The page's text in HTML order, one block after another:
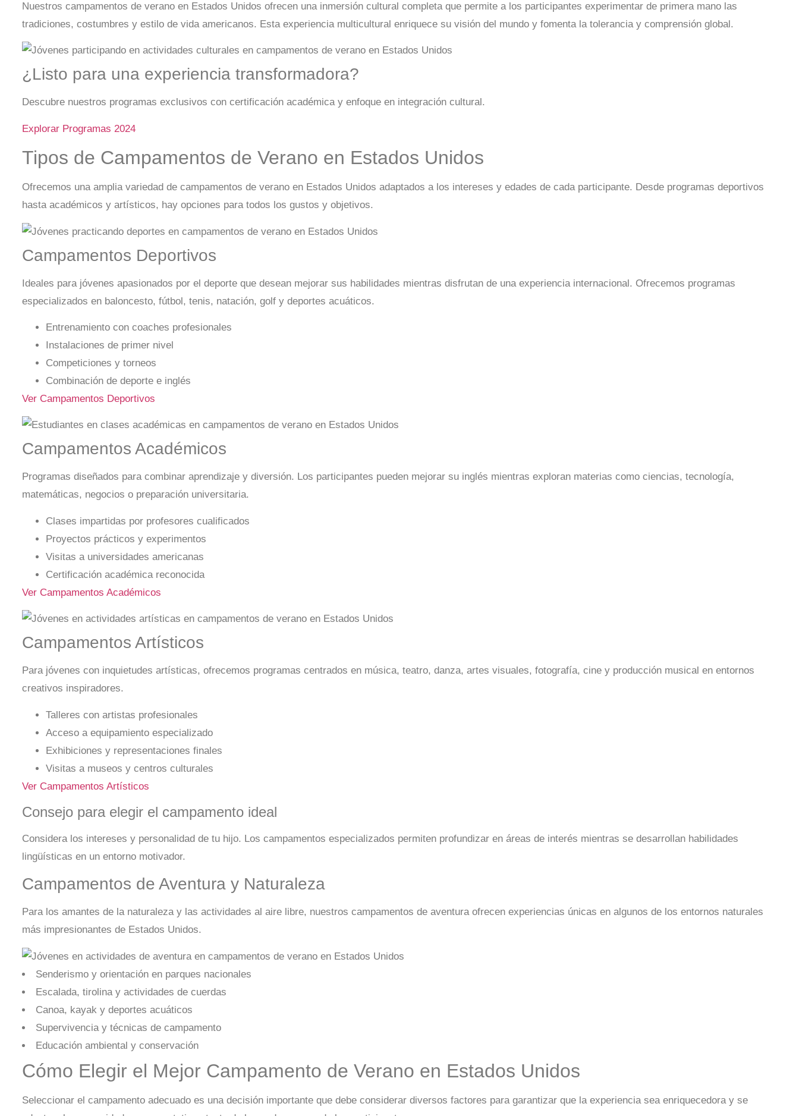
Nuestros campamentos de verano en Estados Unidos ofrecen una inmersión cultural completa que permite a los participantes experimentar de primera mano las
tradiciones, costumbres y estilo de vida americanos. Esta experiencia multicultural enriquece su visión del mundo y fomenta la tolerancia y comprensión global.
¿Listo para una experiencia transformadora?
Descubre nuestros programas exclusivos con certificación académica y enfoque en integración cultural.
Explorar Programas 2024
Tipos de Campamentos de Verano en Estados Unidos
Ofrecemos una amplia variedad de campamentos de verano en Estados Unidos adaptados a los intereses y edades de cada participante. Desde programas deportivos
hasta académicos y artísticos, hay opciones para todos los gustos y objetivos.
Campamentos Deportivos
Ideales para jóvenes apasionados por el deporte que desean mejorar sus habilidades mientras disfrutan de una experiencia internacional. Ofrecemos programas
especializados en baloncesto, fútbol, tenis, natación, golf y deportes acuáticos.
Entrenamiento con coaches profesionales
Instalaciones de primer nivel
Competiciones y torneos
Combinación de deporte e inglés
Ver Campamentos Deportivos
Campamentos Académicos
Programas diseñados para combinar aprendizaje y diversión. Los participantes pueden mejorar su inglés mientras exploran materias como ciencias, tecnología,
matemáticas, negocios o preparación universitaria.
Clases impartidas por profesores cualificados
Proyectos prácticos y experimentos
Visitas a universidades americanas
Certificación académica reconocida
Ver Campamentos Académicos
Campamentos Artísticos
Para jóvenes con inquietudes artísticas, ofrecemos programas centrados en música, teatro, danza, artes visuales, fotografía, cine y producción musical en entornos
creativos inspiradores.
Talleres con artistas profesionales
Acceso a equipamiento especializado
Exhibiciones y representaciones finales
Visitas a museos y centros culturales
Ver Campamentos Artísticos
Consejo para elegir el campamento ideal
Considera los intereses y personalidad de tu hijo. Los campamentos especializados permiten profundizar en áreas de interés mientras se desarrollan habilidades
lingüísticas en un entorno motivador.
Campamentos de Aventura y Naturaleza
Para los amantes de la naturaleza y las actividades al aire libre, nuestros campamentos de aventura ofrecen experiencias únicas en algunos de los entornos naturales
más impresionantes de Estados Unidos.
Senderismo y orientación en parques nacionales
Escalada, tirolina y actividades de cuerdas
Canoa, kayak y deportes acuáticos
Supervivencia y técnicas de campamento
Educación ambiental y conservación
Cómo Elegir el Mejor Campamento de Verano en Estados Unidos
Seleccionar el campamento adecuado es una decisión importante que debe considerar diversos factores para garantizar que la experiencia sea enriquecedora y se